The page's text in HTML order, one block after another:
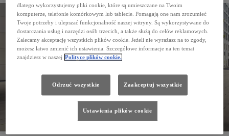
dlatego wykorzystujemy pliki cookie, które są umieszczane na Twoim
komputerze, telefonie komórkowym lub tablecie. Pomagają one nam zrozumieć
Twoje potrzeby i ulepszać funkcjonalność naszej witryny. Są wykorzystywane do
dostarczania usług i narzędzi osób trzecich, a także służą do celów reklamowych.
Zalecamy akceptację wszystkich plików cookie. Jeżeli nie wyrażasz na to zgody,
możesz łatwo zmienić ich ustawienia. Szczegółowe informacje na ten temat
znajdziesz w naszej Polityce plików cookie.
Odrzuć wszystkie Zaakceptuj wszystkie
Ustawienia plików cookie